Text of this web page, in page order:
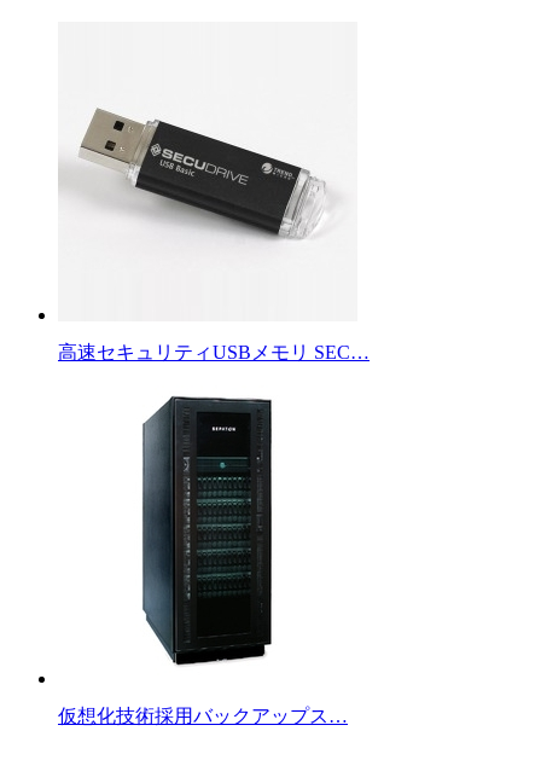
高速セキュリティUSBメモリ SEC…
仮想化技術採用バックアップス…